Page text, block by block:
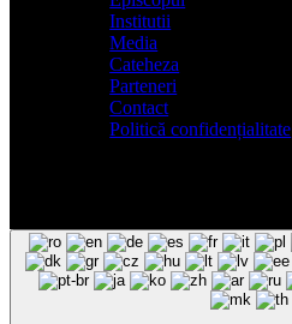
Institutii
Media
Cateheza
Parteneri
Contact
Politică confidențialitate